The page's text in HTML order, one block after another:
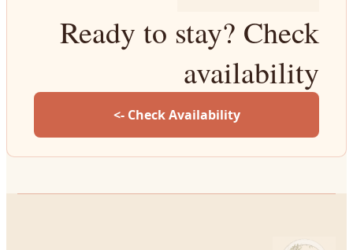
Ready to stay? Check
availability
Check Availability ->